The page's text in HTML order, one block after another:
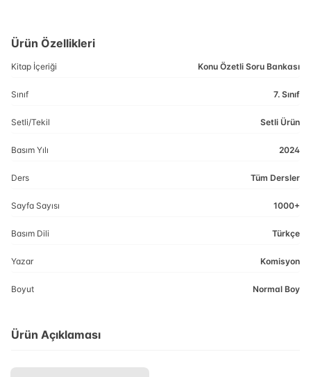
Ürün Özellikleri
Kitap İçeriği Konu Özetli Soru Bankası
Sınıf 7. Sınıf
Setli/Tekil Setli Ürün
Basım Yılı 2024
Ders Tüm Dersler
Sayfa Sayısı 1000+
Basım Dili Türkçe
Yazar Komisyon
Boyut Normal Boy
Ürün Açıklaması